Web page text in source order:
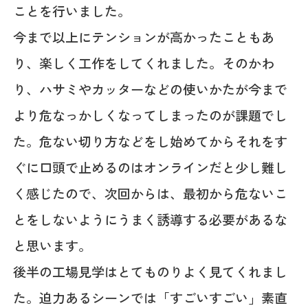
ことを行いました。
今まで以上にテンションが高かったこともあ
り、楽しく工作をしてくれました。そのかわ
り、ハサミやカッターなどの使いかたが今まで
より危なっかしくなってしまったのが課題でし
た。危ない切り方などをし始めてからそれをす
ぐに口頭で止めるのはオンラインだと少し難し
く感じたので、次回からは、最初から危ないこ
とをしないようにうまく誘導する必要があるな
と思います。
後半の工場見学はとてものりよく見てくれまし
た。迫力あるシーンでは「すごいすごい」素直